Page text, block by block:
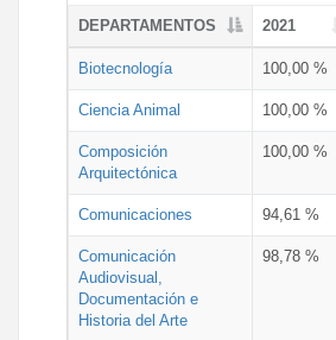
DEPARTAMENTOS 2021
Biotecnología 100,00 %
Ciencia Animal 100,00 %
Composición
Arquitectónica
100,00 %
Comunicaciones 94,61 %
Comunicación
Audiovisual,
Documentación e
Historia del Arte
98,78 %